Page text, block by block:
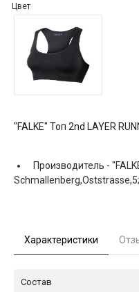
Цвет
"FALKE" Топ 2nd LAYER
Производитель -
Schmallenberg,Oststrasse,5;
Характеристики
Состав